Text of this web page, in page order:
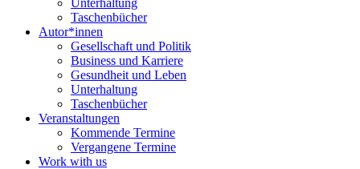
Unterhaltung
Taschenbücher
Autor*innen
Gesellschaft und Politik
Business und Karriere
Gesundheit und Leben
Unterhaltung
Taschenbücher
Veranstaltungen
Kommende Termine
Vergangene Termine
Work with us